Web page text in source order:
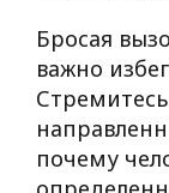
Бросая
важно
почему